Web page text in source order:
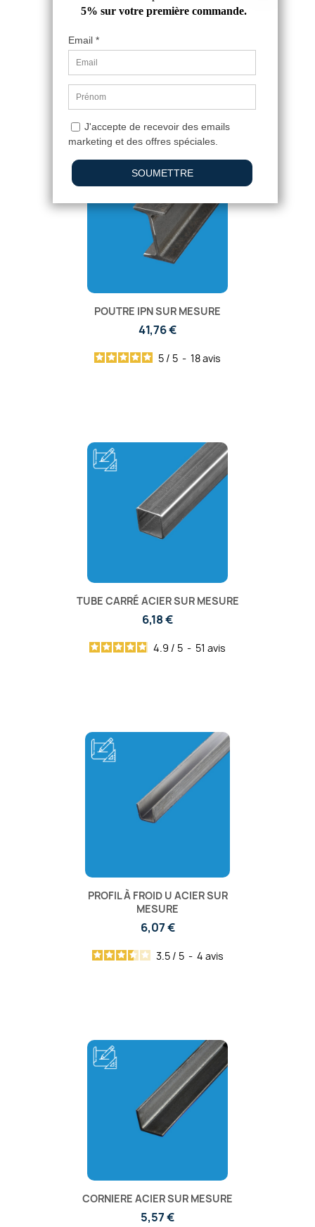
FER CARRÉ ACIER SUR MESURE
POUTRE IPN SUR MESURE
41,76 €
5 / 5 - 18avis
TUBE CARRÉ ACIER SUR MESURE
6,18 €
4.9 / 5 - 51 avis
PROFIL À FROID U ACIER SUR
MESURE
6,07 €
3.5 / 5 - 4 avis
CORNIERE ACIER SUR MESURE
5,57 €